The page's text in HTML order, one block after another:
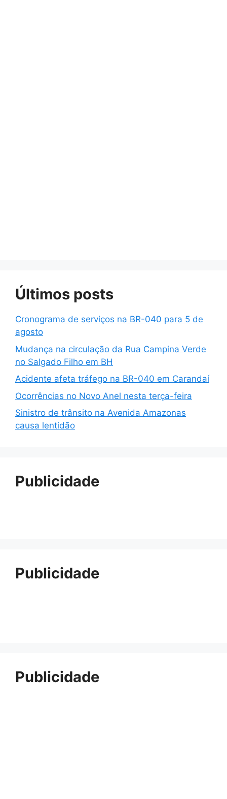
Últimos posts
Cronograma de serviços na BR-040 para 5 de
agosto
Mudança na circulação da Rua Campina Verde
no Salgado Filho em BH
Acidente afeta tráfego na BR-040 em Carandaí
Ocorrências no Novo Anel nesta terça-feira
Sinistro de trânsito na Avenida Amazonas
causa lentidão
Publicidade
Publicidade
Publicidade